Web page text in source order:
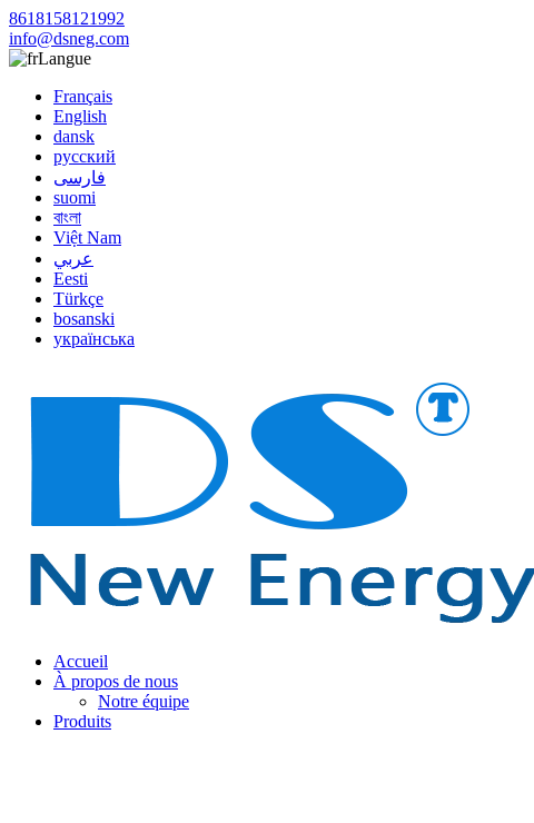
8618158121992
info@dsneg.com
Langue
Français
English
dansk
русский
فارسی
suomi
বাংলা
Việt Nam
عربي
Eesti
Türkçe
bosanski
українська
Accueil
À propos de nous
Notre équipe
Produits